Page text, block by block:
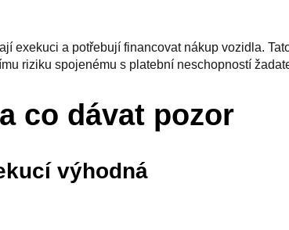
exekuci a potřebují financovat nákup vozidla.
riziku spojenému s platební neschopností
co dávat pozor
výhodná